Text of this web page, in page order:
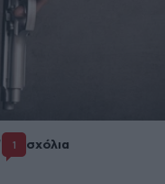
1 σχόλια